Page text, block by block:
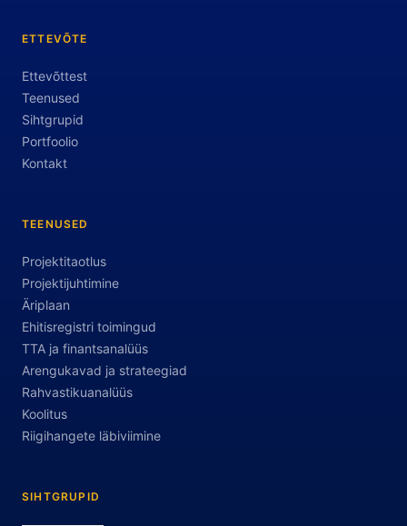
ETTEVÕTE
Ettevõttest
Teenused
Sihtgrupid
Portfoolio
Kontakt
TEENUSED
Projektitaotlus
Projektijuhtimine
Äriplaan
Ehitisregistri toimingud
TTA ja finantsanalüüs
Arengukavad ja strateegiad
Rahvastikuanalüüs
Koolitus
Riigihangete läbiviimine
SIHTGRUPID